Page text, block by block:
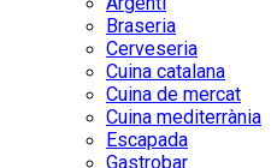
Braseria
Cerveseria
Cuina catalana
Cuina de mercat
Cuina mediterrània
Escapada
Gastrobar